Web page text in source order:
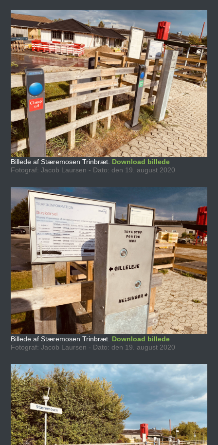
Billede af Stæremosen Trinbræt. Download billede
Fotograf: Jacob Laursen - Dato: den 19. august 2020
Billede af Stæremosen Trinbræt. Download billede
Fotograf: Jacob Laursen - Dato: den 19. august 2020